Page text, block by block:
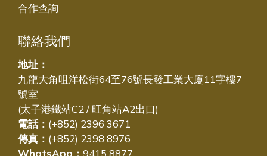
合作查詢
聯絡我們
地址：
九龍大角咀洋松街64至76號長發工業大廈11字樓7
號室
(太子港鐵站C2 / 旺角站A2出口)
電話： (+852) 2396 3671
傳真： (+852) 2398 8976
WhatsApp： 9415 8877